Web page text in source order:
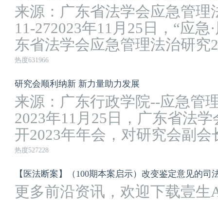
来源：广东省法学会应急管理
11-272023年11月25日，“应急
东省法学会应急管理法治研究
热度631966
研究会顺利纳新 新力量助力发展
来源：广东行政学院--应急管
2023年11月25日，广东省法
开2023年年会，对研究会副会
热度527228
【医法断案】（100期本案启示）改变鉴定意见的
更多前沿资讯，欢迎下载壹生